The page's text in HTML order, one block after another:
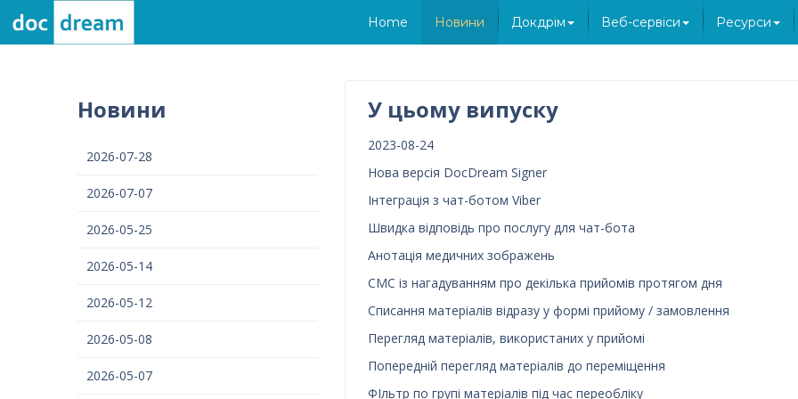
Home Новини Докдрім Веб-сервіси Ресурси
Новини
2026-07-28
2026-07-07
2026-05-25
2026-05-14
2026-05-12
2026-05-08
2026-05-07
У цьому випуску
2023-08-24
Нова версія DocDream Signer
Інтеграція з чат-ботом Viber
Швидка відповідь про послугу для чат-бота
Анотація медичних зображень
СМС із нагадуванням про декілька прийомів протягом дня
Списання матеріалів відразу у формі прийому / замовлення
Перегляд матеріалів, використаних у прийомі
Попередній перегляд матеріалів до переміщення
ФІльтр по групі матеріалів під час переобліку